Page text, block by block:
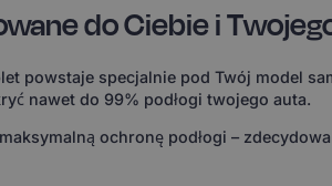
do Ciebie i
powstaje specjalnie pod Twój model
nawet do 99% podłogi twojego auta.
ochronę podłogi –